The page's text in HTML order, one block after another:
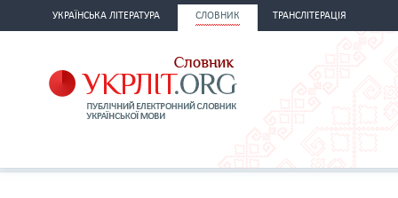
УКРАЇНСЬКА ЛІТЕРАТУРА СЛОВНИК ТРАНСЛІТЕРАЦІЯ